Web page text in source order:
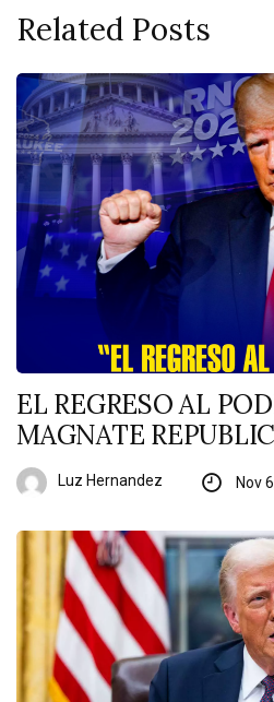
Related Posts
EL REGRESO AL
MAGNATE
Luz Hernandez Nov